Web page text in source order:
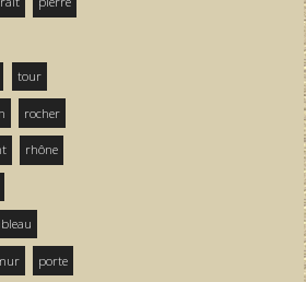
tour
rocher
rhône
porte